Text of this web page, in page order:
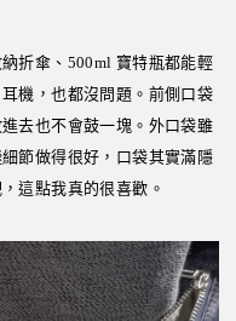
折傘、500ml 寶特瓶都能輕
機，也都沒問題。前側口袋
去也不會鼓一塊。外口袋雖
節做得很好，口袋其實滿隱
這點我真的很喜歡。